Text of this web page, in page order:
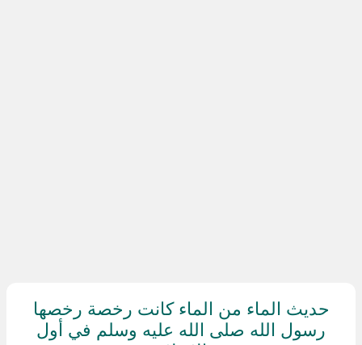
حديث الماء من الماء كانت رخصة رخصها
رسول الله صلى الله عليه وسلم في أول